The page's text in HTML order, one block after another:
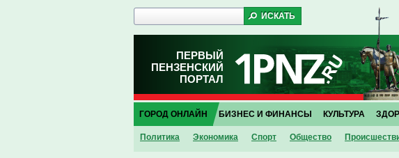
ПЕРВЫЙ
ПЕНЗЕНСКИЙ
ПОРТАЛ
ГОРОД ОНЛАЙН
Политика Экономика Спорт Общество
БИЗНЕС И ФИНАНСЫ КУЛЬТУРА